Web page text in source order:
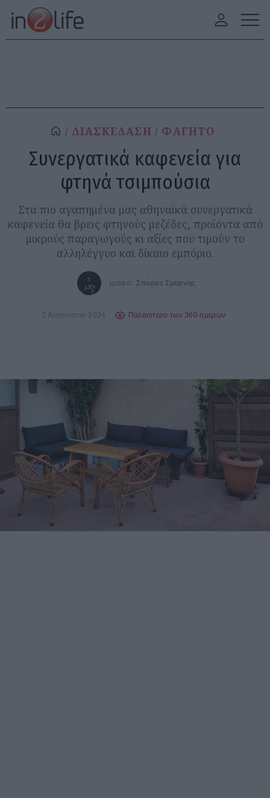
ΔΙΑΣΚΕΔΑΣΗ ΦΑΓΗΤΟ
Συνεργατικά καφενεία για
φτηνά τσιμπούσια
Στα πιο αγαπημένα μας αθηναϊκά συνεργατικά
καφενεία θα βρεις φτηνούς μεζέδες, προϊόντα από
μικρούς παραγωγούς κι αξίες που τιμούν το
αλληλέγγυο και δίκαιο εμπόριο.
γράφει: Σπύρος Σμυρνής
2 Αυγούστου 2024 Παλαιότερο των 360 ημερών